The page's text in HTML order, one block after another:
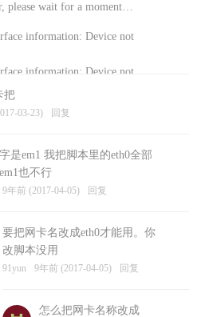
please wait for a moment…
information: Device not
information: Device not
回复
把
03-23) 回复
是em1 我把脚本里的eth0全部
也不行
9年前 (2017-04-05) 回复
要把网卡名改成eth0才能用。你
改脚本没用
91yun 9年前 (2017-04-05) 回复
怎么把网卡名称改成